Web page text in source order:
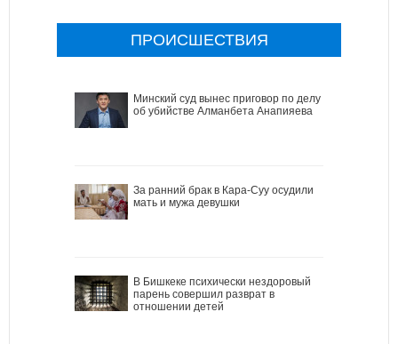
ПРОИСШЕСТВИЯ
Минский суд вынес приговор по делу
об убийстве Алманбета Анапияева
За ранний брак в Кара-Суу осудили
мать и мужа девушки
В Бишкеке психически нездоровый
парень совершил разврат в
отношении детей